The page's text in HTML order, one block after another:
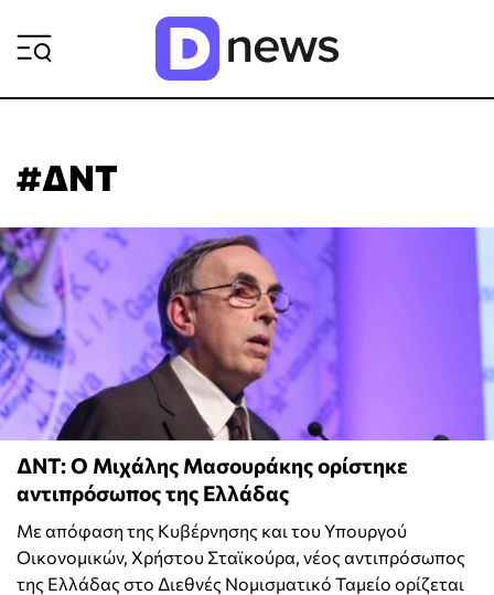
#ΔΝΤ
ΔΝΤ: Ο Μιχάλης Μασουράκης ορίστηκε
αντιπρόσωπος της Ελλάδας
Με απόφαση της Κυβέρνησης και του Υπουργού
Οικονομικών, Χρήστου Σταϊκούρα, νέος αντιπρόσωπος
της Ελλάδας στο Διεθνές Νομισματικό Ταμείο ορίζεται